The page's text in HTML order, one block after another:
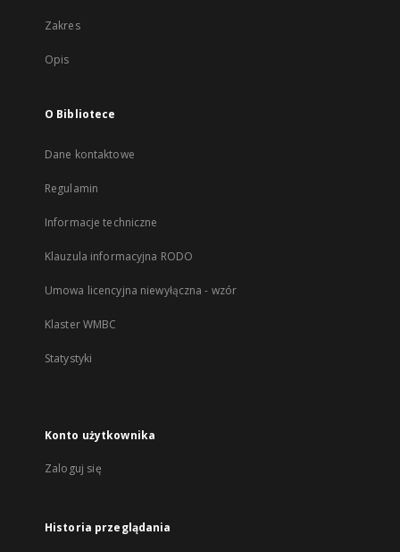
Zakres
Opis
O Bibliotece
Dane kontaktowe
Regulamin
Informacje techniczne
Klauzula informacyjna RODO
Umowa licencyjna niewyłączna - wzór
Klaster WMBC
Statystyki
Konto użytkownika
Zaloguj się
Historia przeglądania